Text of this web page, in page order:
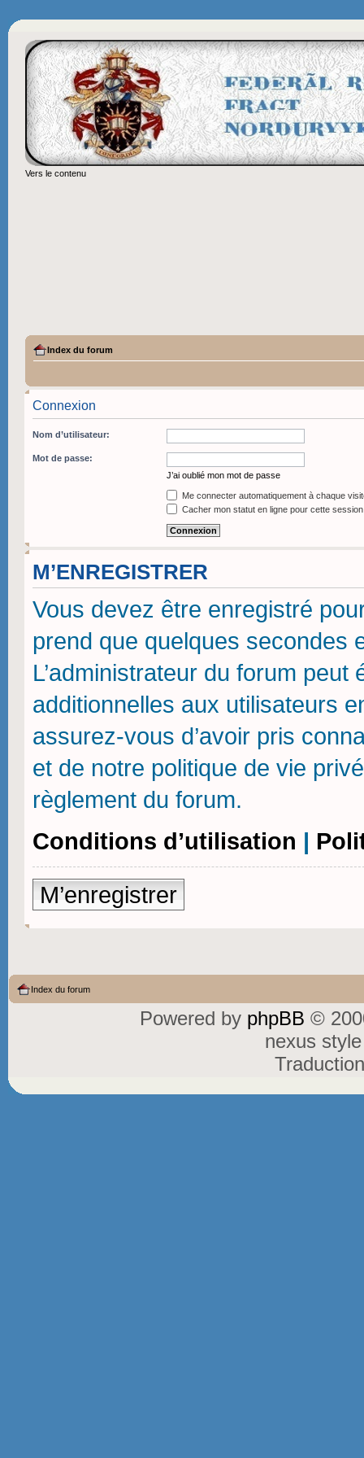
Vers le contenu
Index du forum
Connexion
Nom d’utilisateur:
Mot de passe:
J’ai oublié mon mot de passe
Me connecter automatiquement à chaque
Cacher mon statut en ligne pour cette session
M’ENREGISTRER
Vous devez être enregistré
prend que quelques secondes
L’administrateur du forum
additionnelles aux utilisateurs
assurez-vous d’avoir pris
et de notre politique de vie
règlement du forum.
Conditions d’utilisation |
M’enregistrer
Index du forum
Powered by phpBB ©
nexus